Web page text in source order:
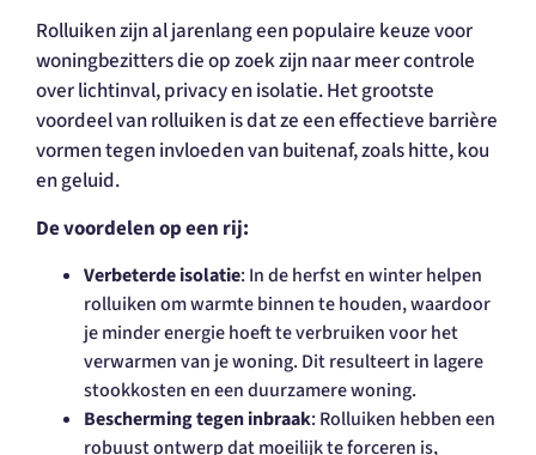
Rolluiken zijn al jarenlang een populaire keuze voor
woningbezitters die op zoek zijn naar meer controle
over lichtinval, privacy en isolatie. Het grootste
voordeel van rolluiken is dat ze een effectieve barrière
vormen tegen invloeden van buitenaf, zoals hitte, kou
en geluid.
De voordelen op een rij:
Verbeterde isolatie: In de herfst en winter helpen
rolluiken om warmte binnen te houden, waardoor
je minder energie hoeft te verbruiken voor het
verwarmen van je woning. Dit resulteert in lagere
stookkosten en een duurzamere woning.
Bescherming tegen inbraak: Rolluiken hebben een
robuust ontwerp dat moeilijk te forceren is,